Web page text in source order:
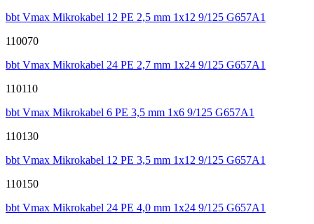
bbt Vmax Mikrokabel 12 PE 2,5 mm 1x12 9/125 G657A1
110070
bbt Vmax Mikrokabel 24 PE 2,7 mm 1x24 9/125 G657A1
110110
bbt Vmax Mikrokabel 6 PE 3,5 mm 1x6 9/125 G657A1
110130
bbt Vmax Mikrokabel 12 PE 3,5 mm 1x12 9/125 G657A1
110150
bbt Vmax Mikrokabel 24 PE 4,0 mm 1x24 9/125 G657A1